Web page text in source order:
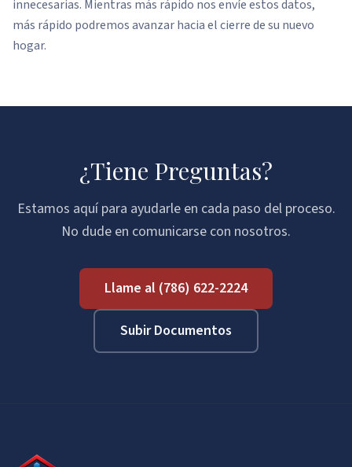
innecesarias. Mientras más rápido nos envíe estos datos,
más rápido podremos avanzar hacia el cierre de su nuevo
hogar.
¿Tiene Preguntas?
Estamos aquí para ayudarle en cada paso del proceso.
No dude en comunicarse con nosotros.
Llame al (786) 622-2224
Subir Documentos